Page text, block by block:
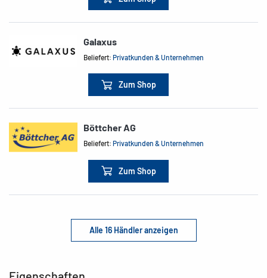
Galaxus
Beliefert:Privatkunden & Unternehmen
Zum Shop
Böttcher AG
Beliefert:Privatkunden & Unternehmen
Zum Shop
Alle 16 Händler anzeigen